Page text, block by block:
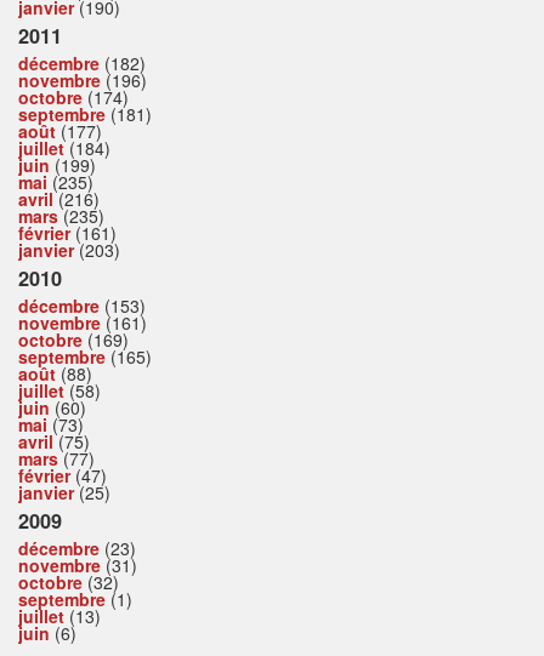
janvier(190)
2011
décembre (182)
novembre (196)
octobre (174)
septembre (181)
août (177)
juillet(184)
juin (199)
mai (235)
avril(216)
mars(235)
février(161)
janvier(203)
2010
décembre (153)
novembre (161)
octobre (169)
septembre (165)
août (88)
juillet(58)
juin (60)
mai (73)
avril(75)
mars(77)
février(47)
janvier(25)
2009
décembre (23)
novembre (31)
octobre (32)
septembre (1)
juillet (13)
juin (6)